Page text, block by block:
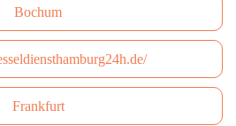
Bochum
Frankfurt